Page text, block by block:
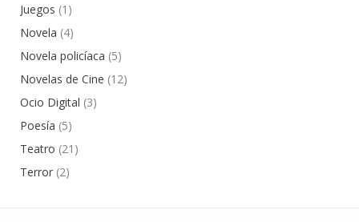
Juegos (1)
Novela (4)
Novela policíaca (5)
Novelas de Cine (12)
Ocio Digital (3)
Poesía (5)
Teatro (21)
Terror (2)